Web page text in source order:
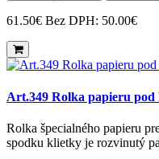
61.50€ Bez DPH: 50.00€
Art.349 Rolka papieru
Rolka špecialného papieru
spodku klietky je rozvinutý